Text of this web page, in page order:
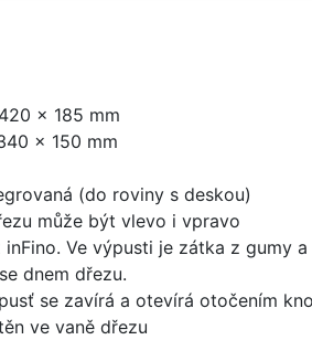
x 185 mm
x 150 mm
(do roviny s deskou)
může být vlevo i vpravo
Ve výpusti je zátka z gumy
dnem dřezu.
se zavírá a otevírá otočením
ve vaně dřezu